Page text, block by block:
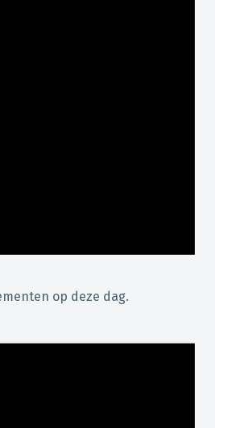
op deze dag.